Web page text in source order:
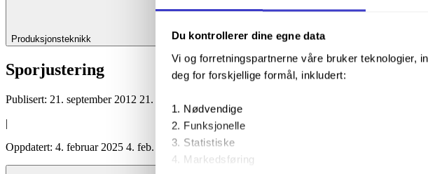
Du kontrollerer dine egne data
Vi og forretningspartnerne våre bruker teknologier,
deg for forskjellige formål, inkludert:
Nødvendige
Funksjonelle
Statistiske
Markedsføring
Produksjonsteknikk
Sporjustering
Publisert: 21. september 2012 21. sep. 2012
|
Oppdatert: 4. februar 2025 4. feb. 2025